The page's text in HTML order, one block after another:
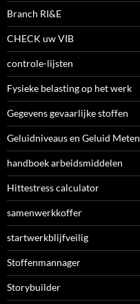
Branch RI&E
CHECK uw VIB
controle-lijsten
Fysieke belasting op het werk
Gegevens gevaarlijke stoffen
Geluidniveaus en Geluid Meten
handboek arbeidsmiddelen
Hittestress calculator
samenwerkkoffer
startwerkblijfveilig
Stoffenmannager
Storybuilder